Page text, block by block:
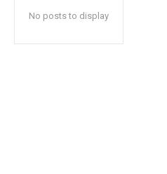
No posts to display